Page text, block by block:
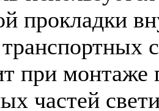
прокладки
при
частей